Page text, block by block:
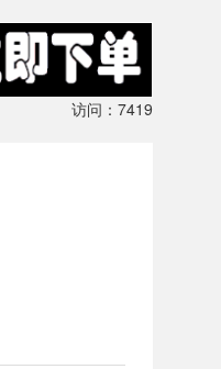
访问：7419